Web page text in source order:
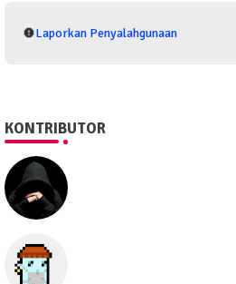
Laporkan Penyalahgunaan
KONTRIBUTOR